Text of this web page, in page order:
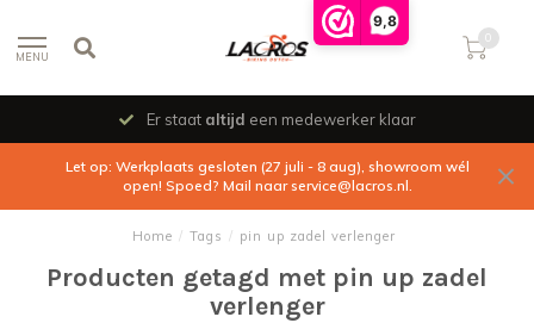
9,8
MENU
0
Er staat altijd een medewerker klaar
Let op: Werkplaats gesloten (27 juli - 8 aug), showroom wél
open! Spoed? Mail naarservice@lacros.nl.
Home / Tags / pin up zadel verlenger
Producten getagd met pin up zadel
verlenger